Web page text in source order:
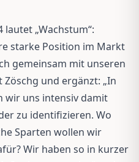
lautet „Wachstum“:
starke Position im Markt
gemeinsam mit unseren
und ergänzt: „In
wir uns intensiv damit
zu identifizieren. Wo
Sparten wollen wir
Wir haben so in kurzer